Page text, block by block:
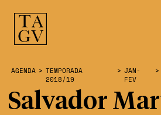
AGENDA > TEMPORADA
2018/19
> JAN-
FEV
>
Salvador